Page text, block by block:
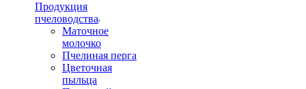
Продукция
пчеловодства
Маточное
молочко
Пчелиная перга
Цветочная
пыльца